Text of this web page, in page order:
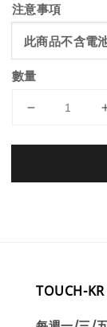
注意事項
數量
TOUCH-